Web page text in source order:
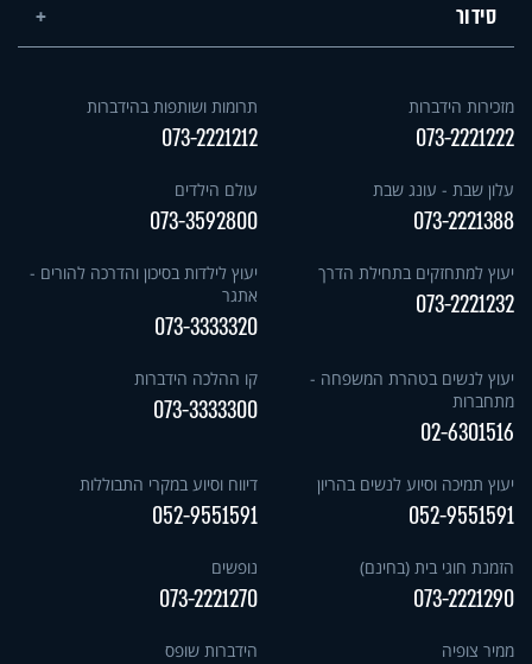
סידור
מזכירות הידברות
073-2221222
תרומות ושותפות בהידברות
073-2221212
עלון שבת - עונג שבת
073-2221388
עולם הילדים
073-3592800
יעוץ למתחזקים בתחילת הדרך
073-2221232
יעוץ לילדות בסיכון והדרכה להורים -
אתגר
073-3333320
יעוץ לנשים בטהרת המשפחה -
מתחברות
02-6301516
קו ההלכה הידברות
073-3333300
יעוץ תמיכה וסיוע לנשים בהריון
052-9551591
דיווח וסיוע במקרי התבוללות
052-9551591
הזמנת חוגי בית (בחינם)
073-2221290
נופשים
073-2221270
ממיר צופיה הידברות שופס